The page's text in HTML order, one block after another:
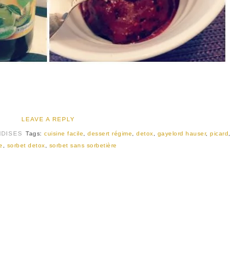
LEAVE A REPLY
Tags:cuisine facile ,dessert régime ,detox gayelord hauser,picard
sorbet detox sorbet sans sorbetière